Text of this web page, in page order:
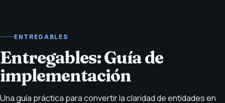
ENTREGABLES
Entregables: Guía de
implementación
Una guía práctica para convertir la claridad de entidades en